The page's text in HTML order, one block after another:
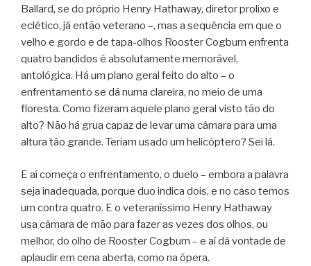
Ballard, se do próprio Henry Hathaway, diretor prolixo e
eclético, já então veterano –, mas a sequência em que o
velho e gordo e de tapa-olhos Rooster Cogburn enfrenta
quatro bandidos é absolutamente memorável,
antológica. Há um plano geral feito do alto – o
enfrentamento se dá numa clareira, no meio de uma
floresta. Como fizeram aquele plano geral visto tão do
alto? Não há grua capaz de levar uma câmara para uma
altura tão grande. Teriam usado um helicóptero? Sei lá.
E aí começa o enfrentamento, o duelo – embora a palavra
seja inadequada, porque duo indica dois, e no caso temos
um contra quatro. E o veteraníssimo Henry Hathaway
usa câmara de mão para fazer as vezes dos olhos, ou
melhor, do olho de Rooster Cogburn – e aí dá vontade de
aplaudir em cena aberta, como na ópera.